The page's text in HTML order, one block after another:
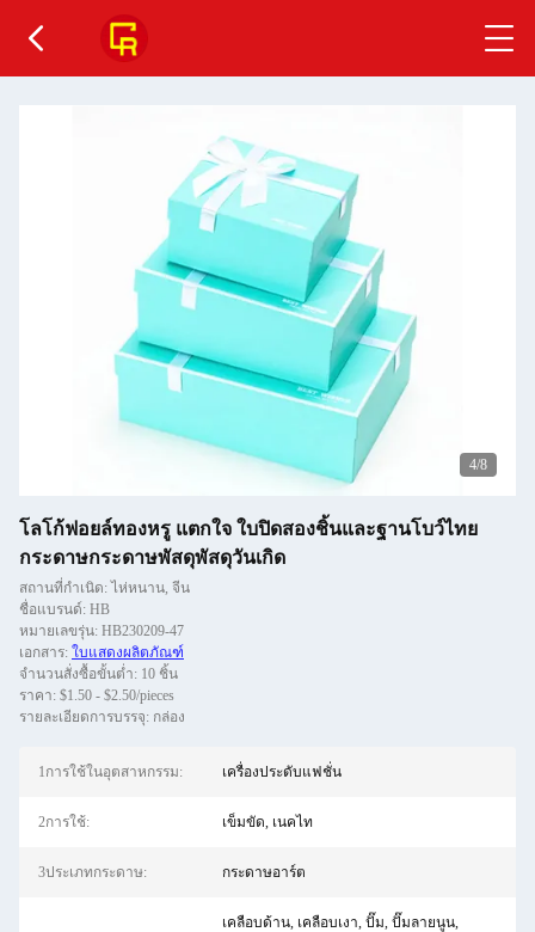
5/8
โลโก้ฟอยล์ทองหรู แตกใจ ใบปิดสองชิ้นและฐานโบว์ไทย
กระดาษกระดาษพัสดุพัสดุวันเกิด
สถานที่กำเนิด: ไห่หนาน, จีน
ชื่อแบรนด์: HB
หมายเลขรุ่น: HB230209-47
เอกสาร: ใบแสดงผลิตภัณฑ์
จำนวนสั่งซื้อขั้นต่ำ: 10 ชิ้น
ราคา: $1.50 - $2.50/pieces
รายละเอียดการบรรจุ: กล่อง
1การใช้ในอุตสาหกรรม: เครื่องประดับแฟชั่น
2การใช้: เข็มขัด, เนคไท
3ประเภทกระดาษ: กระดาษอาร์ต
เคลือบด้าน, เคลือบเงา, ปั๊ม, ปั๊มลายนูน,